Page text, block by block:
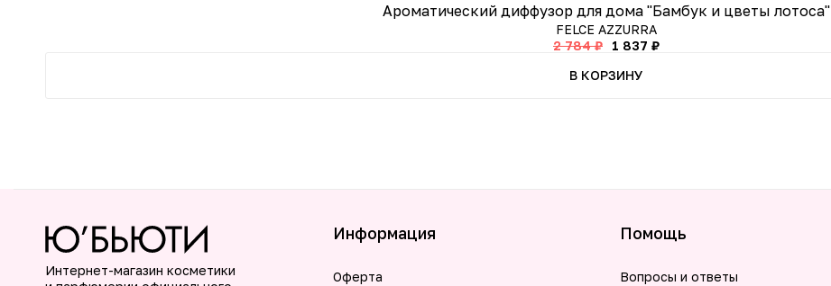
Ароматический диффузор для дома "Бамбук и цветы лотоса"
FELCE AZZURRA
2 784 ₽
1 837 ₽
В КОРЗИНУ
Интернет-магазин косметики
Информация
Оферта
Помощь
Вопросы и ответы